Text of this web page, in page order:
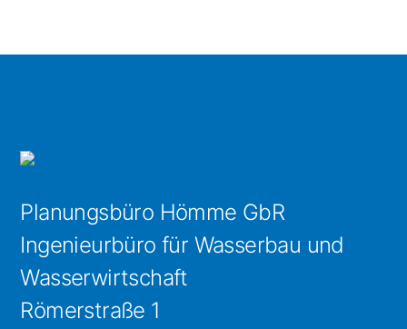
Planungsbüro Hömme GbR
Ingenieurbüro für Wasserbau und
Wasserwirtschaft
Römerstraße 1